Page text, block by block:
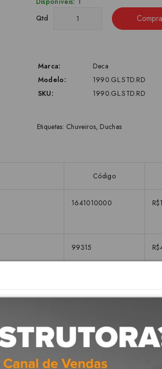
Qtd
Marca:
Deca
Modelo:
1990.GL.STD.RD
SKU:
1990.GL.STD.RD
Etiquetas: Chuveiros, Duchas
Código
1641010000
99315
Descrição
e alta pressão